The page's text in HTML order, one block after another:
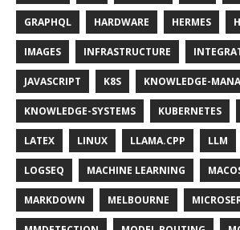
GRAPHQL HARDWARE HERMES
IMAGES INFRASTRUCTURE
JAVASCRIPT K8S KNOWLEDGE-
KNOWLEDGE-SYSTEMS KUBERNETES
LATEX LINUX LLAMA.CPP LLM
LOGSEQ MACHINE LEARNING
MARKDOWN MELBOURNE